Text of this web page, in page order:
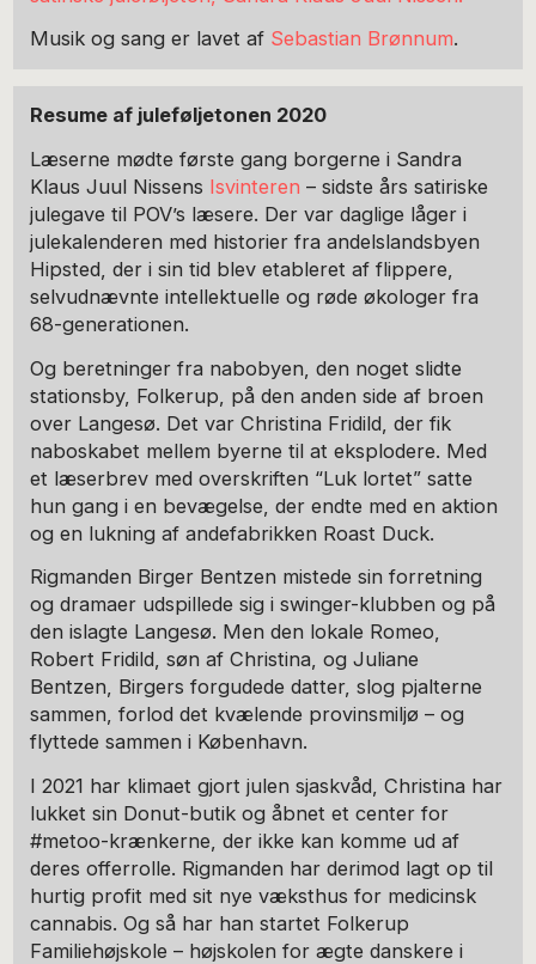
Musik og sang er lavet af Sebastian Brønnum.
Resume af juleføljetonen 2020
Læserne mødte første gang borgerne i Sandra
Klaus Juul Nissens Isvinteren – sidste års satiriske
julegave til POV’s læsere. Der var daglige låger i
julekalenderen med historier fra andelslandsbyen
Hipsted, der i sin tid blev etableret af flippere,
selvudnævnte intellektuelle og røde økologer fra
68-generationen.
Og beretninger fra nabobyen, den noget slidte
stationsby, Folkerup, på den anden side af broen
over Langesø. Det var Christina Fridild, der fik
naboskabet mellem byerne til at eksplodere. Med
et læserbrev med overskriften “Luk lortet” satte
hun gang i en bevægelse, der endte med en aktion
og en lukning af andefabrikken Roast Duck.
Rigmanden Birger Bentzen mistede sin forretning
og dramaer udspillede sig i swinger-klubben og på
den islagte Langesø. Men den lokale Romeo,
Robert Fridild, søn af Christina, og Juliane
Bentzen, Birgers forgudede datter, slog pjalterne
sammen, forlod det kvælende provinsmiljø – og
flyttede sammen i København.
I 2021 har klimaet gjort julen sjaskvåd, Christina har
lukket sin Donut-butik og åbnet et center for
#metoo-krænkerne, der ikke kan komme ud af
deres offerrolle. Rigmanden har derimod lagt op til
hurtig profit med sit nye væksthus for medicinsk
cannabis. Og så har han startet Folkerup
Familiehøjskole – højskolen for ægte danskere i